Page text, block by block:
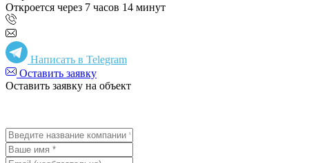
Откроется через 7 часов 14 минут
Написать в Telegram
Оставить заявку
Оставить заявку на объект